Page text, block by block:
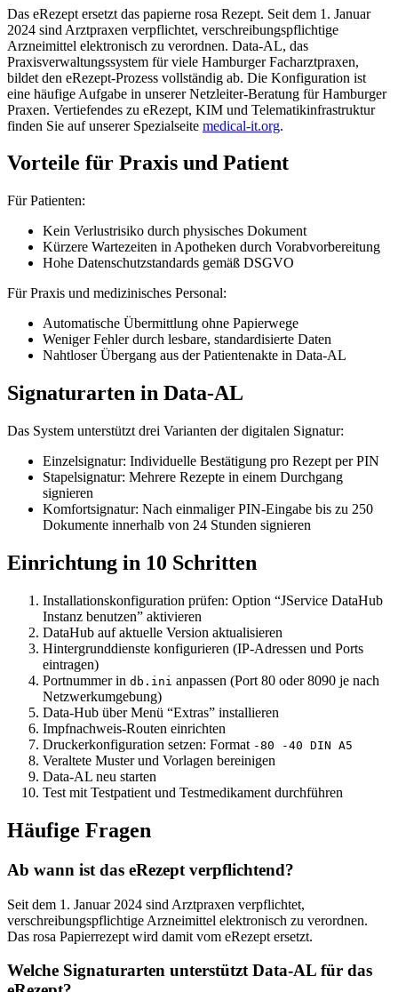
Das eRezept ersetzt das papierne rosa Rezept. Seit dem 1. Januar
2024 sind Arztpraxen verpflichtet, verschreibungspflichtige
Arzneimittel elektronisch zu verordnen. Data-AL, das
Praxisverwaltungssystem für viele Hamburger Facharztpraxen,
bildet den eRezept-Prozess vollständig ab. Die Konfiguration ist
eine häufige Aufgabe in unserer Netzleiter-Beratung für Hamburger
Praxen. Vertiefendes zu eRezept, KIM und Telematikinfrastruktur
finden Sie auf unserer Spezialseite medical-it.org.
Vorteile für Praxis und Patient
Für Patienten:
Kein Verlustrisiko durch physisches Dokument
Kürzere Wartezeiten in Apotheken durch Vorabvorbereitung
Hohe Datenschutzstandards gemäß DSGVO
Für Praxis und medizinisches Personal:
Automatische Übermittlung ohne Papierwege
Weniger Fehler durch lesbare, standardisierte Daten
Nahtloser Übergang aus der Patientenakte in Data-AL
Signaturarten in Data-AL
Das System unterstützt drei Varianten der digitalen Signatur:
Einzelsignatur: Individuelle Bestätigung pro Rezept per PIN
Stapelsignatur: Mehrere Rezepte in einem Durchgang
signieren
Komfortsignatur: Nach einmaliger PIN-Eingabe bis zu 250
Dokumente innerhalb von 24 Stunden signieren
Einrichtung in 10 Schritten
Installationskonfiguration prüfen: Option “JService DataHub
Instanz benutzen” aktivieren
DataHub auf aktuelle Version aktualisieren
Hintergrunddienste konfigurieren (IP-Adressen und Ports
eintragen)
Portnummer in db.ini anpassen (Port 80 oder 8090 je nach
Netzwerkumgebung)
Data-Hub über Menü “Extras” installieren
Impfnachweis-Routen einrichten
Druckerkonfiguration setzen: Format -80 -40 DIN A5
Veraltete Muster und Vorlagen bereinigen
Data-AL neu starten
Test mit Testpatient und Testmedikament durchführen
Häufige Fragen
Ab wann ist das eRezept verpflichtend?
Seit dem 1. Januar 2024 sind Arztpraxen verpflichtet,
verschreibungspflichtige Arzneimittel elektronisch zu verordnen.
Das rosa Papierrezept wird damit vom eRezept ersetzt.
Welche Signaturarten unterstützt Data-AL für das